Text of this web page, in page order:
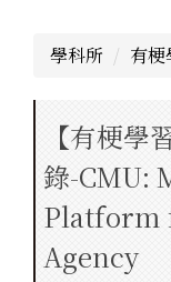
學科所 有
【有梗學
錄-CMU:
Platform
Agency